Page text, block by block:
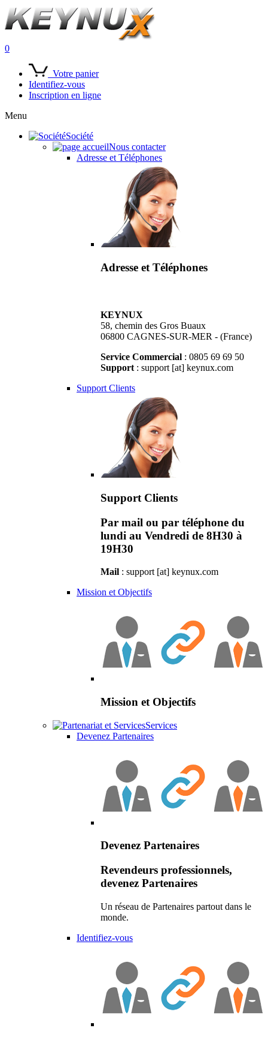
0
Votre panier
Identifiez-vous
Inscription en ligne
Menu
Société
Nous contacter
Adresse et Téléphones
Adresse et Téléphones
KEYNUX
58, chemin des Gros Buaux
06800 CAGNES-SUR-MER - (France)
Service Commercial : 0805 69 69 50
Support : support [at] keynux.com
Support Clients
Support Clients
Par mail ou par téléphone du
lundi au Vendredi de 8H30 à
19H30
Mail : support [at] keynux.com
Mission et Objectifs
Mission et Objectifs
Services
Devenez Partenaires
Devenez Partenaires
Revendeurs professionnels,
devenez Partenaires
Un réseau de Partenaires partout dans le
monde.
Identifiez-vous